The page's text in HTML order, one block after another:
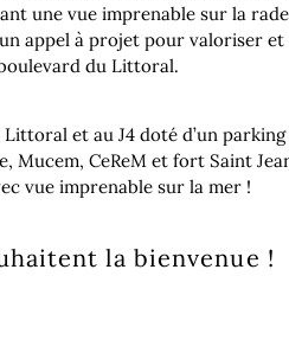
une vue imprenable sur la rade
appel à projet pour valoriser
du Littoral.
et au J4 doté d’un parking
Mucem, CeReM et fort Saint
vue imprenable sur la mer !
la bienvenue !